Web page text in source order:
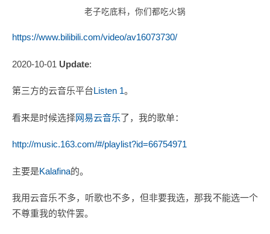
老子吃底料，你们都吃火锅
https://www.bilibili.com/video/av16073730/
2020-10-01 Update:
第三方的云音乐平台Listen 1。
看来是时候选择网易云音乐了，我的歌单：
http://music.163.com/#/playlist?id=66754971
主要是Kalafina的。
我用云音乐不多，听歌也不多，但非要我选，那我不能选一个
不尊重我的软件罢。